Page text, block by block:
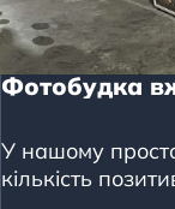
Фотобудка
У нашому
кількість